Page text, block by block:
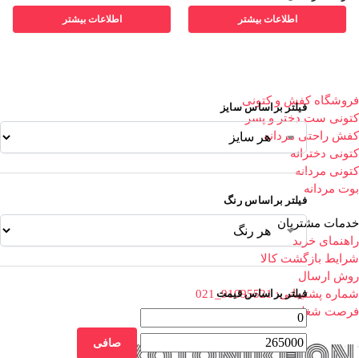
اطلاعات بیشتر اطلاعات بیشتر
فیلتر براساس سایز
فیلتر براساس رنگ
فیلتر براساس قیمت
صافی
فروشگاه کفش و کتونی
کتونی ست دختر و پسر
کفش راحتی مردانه
کتونی دخترانه
کتونی مردانه
بوت مردانه
خدمات مشتریان
راهنمای خرید
شرایط بازگشت کالا
روش ارسال
شماره پشتیبانی: 91095521_021
فرصت شغلی